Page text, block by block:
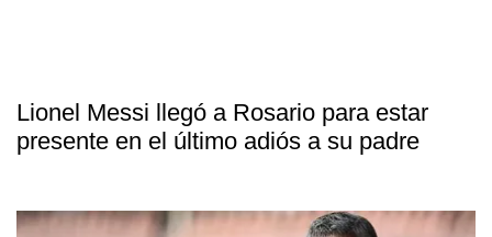
Lionel Messi llegó a Rosario para estar
presente en el último adiós a su padre